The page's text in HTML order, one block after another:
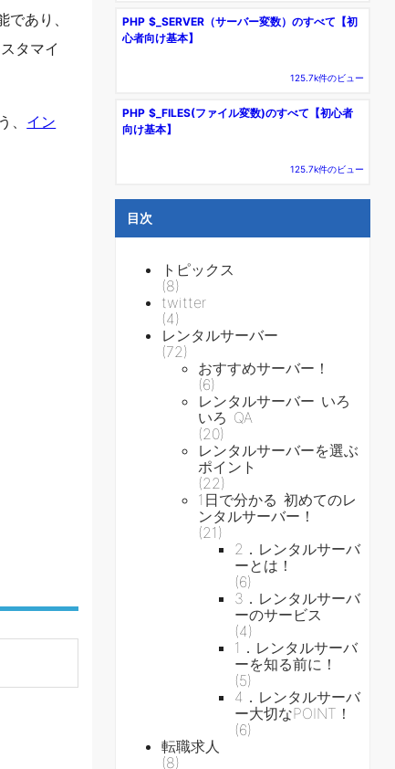
あり、
タマイ
、 イン
PHP $_SERVER（サーバー変数）のすべて【初
心者向け基本】
125.7k件のビュー
PHP $_FILES(ファイル変数)のすべて【初心者
向け基本】
125.7k件のビュー
目次
トピックス
(8)
twitter
(4)
レンタルサーバー
(72)
おすすめサーバー！
(6)
レンタルサーバー いろ
いろ QA
(20)
レンタルサーバーを選ぶ
ポイント
(22)
1日で分かる 初めてのレ
ンタルサーバー！
(21)
2．レンタルサーバ
ーとは！
(6)
3．レンタルサーバ
ーのサービス
(4)
1．レンタルサーバ
ーを知る前に！
(5)
4．レンタルサーバ
ー大切なPOINT！
(6)
転職求人
(8)